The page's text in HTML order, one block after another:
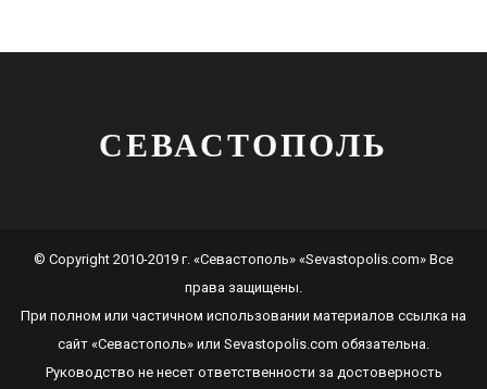
СЕВАСТОПОЛЬ
© Copyright 2010-2019 г. «Севастополь» «Sevastopolis.com» Все
права защищены.
При полном или частичном использовании материалов ссылка на
сайт «Севастополь» или Sevastopolis.com обязательна.
Руководство не несет ответственности за достоверность